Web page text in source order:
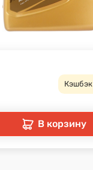
Кэшбэк
В корзину